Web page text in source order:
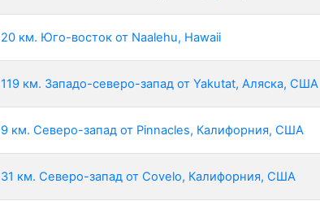
20 км. Юго-восток от Naalehu, Hawaii
119 км. Западо-северо-запад от Yakutat, Аляска, США
9 км. Северо-запад от Pinnacles, Калифорния, США
31 км. Северо-запад от Covelo, Калифорния, США